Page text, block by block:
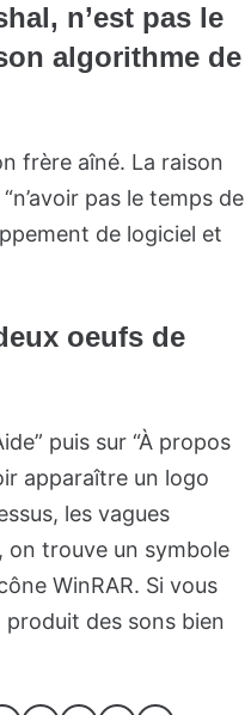
n’est pas le
algorithme de
frère aîné. La raison
pas le temps de
de logiciel et
oeufs de
puis sur “À propos
apparaître un logo
les vagues
on trouve un symbole
WinRAR. Si vous
des sons bien